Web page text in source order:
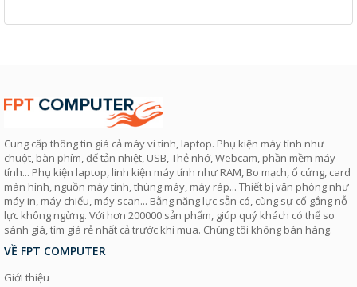
Cung cấp thông tin giá cả máy vi tính, laptop. Phụ kiện máy tính như
chuột, bàn phím, đế tản nhiệt, USB, Thẻ nhớ, Webcam, phần mềm máy
tính... Phụ kiện laptop, linh kiện máy tính như RAM, Bo mạch, ổ cứng, card
màn hình, nguồn máy tính, thùng máy, máy ráp... Thiết bị văn phòng như
máy in, máy chiếu, máy scan... Bằng năng lực sẵn có, cùng sự cố gắng nỗ
lực không ngừng. Với hơn 200000 sản phẩm, giúp quý khách có thể so
sánh giá, tìm giá rẻ nhất cả trước khi mua. Chúng tôi không bán hàng.
VỀ FPT COMPUTER
Giới thiệu